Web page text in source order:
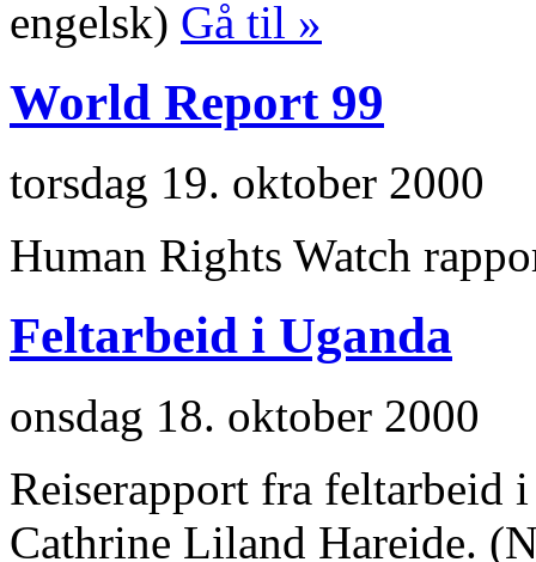
engelsk) Gå til »
World Report 99
torsdag 19. oktober 2000
Human Rights Watch
Feltarbeid i Uganda
onsdag 18. oktober 2000
Reiserapport fra feltarbeid
Cathrine Liland Hareide.